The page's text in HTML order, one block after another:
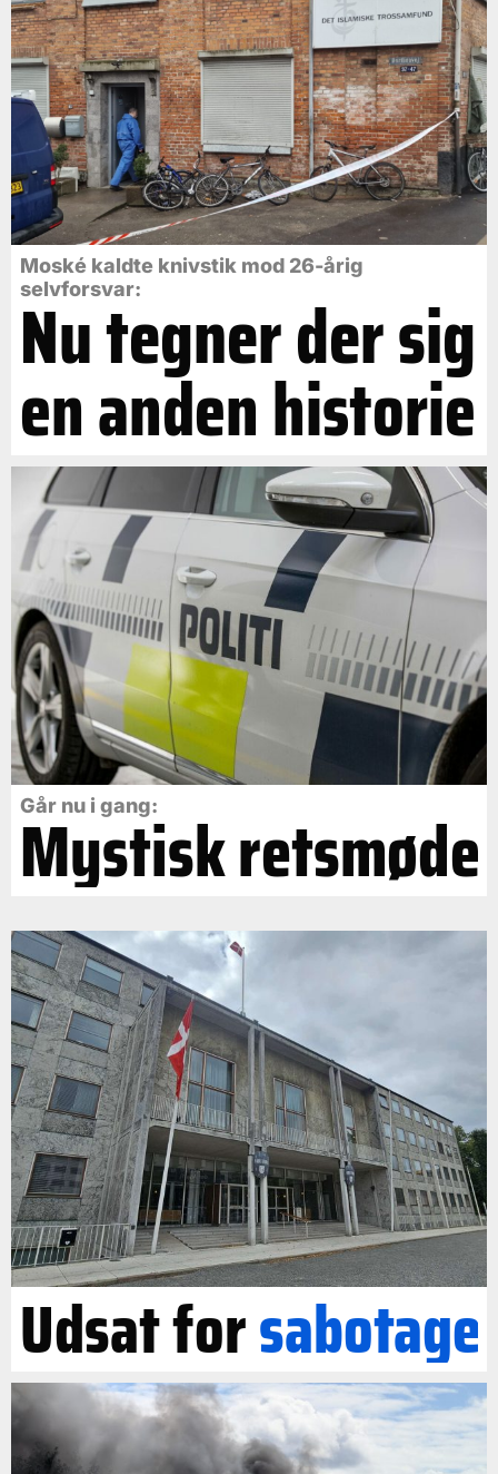
Moské kaldte knivstik mod 26-årig
selvforsvar:
Nu tegner der sig
en anden historie
Går nu i gang:
Mystisk retsmøde
Udsat forsabotage